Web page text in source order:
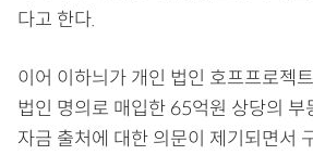
다고 한다.
이어 이하늬가 개인 법인 호프프로젝
법인 명의로 매입한 65억원 상당의 부
자금 출처에 대한 의문이 제기되면서